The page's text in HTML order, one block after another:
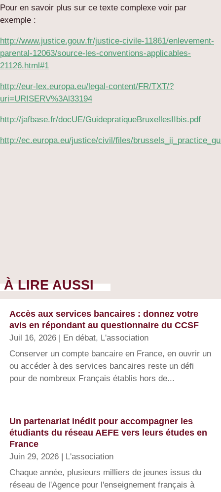
Pour en savoir plus sur ce texte complexe voir par
exemple :
http://www.justice.gouv.fr/justice-civile-11861/enlevement-
parental-12063/source-les-conventions-applicables-
21126.html#1
http://eur-lex.europa.eu/legal-content/FR/TXT/?
uri=URISERV%3Al33194
http://jafbase.fr/docUE/GuidepratiqueBruxellesIIbis.pdf
http://ec.europa.eu/justice/civil/files/
À LIRE AUSSI
Accès aux services bancaires : donnez votre
avis en répondant au questionnaire du CCSF
Juil 16, 2026 En débat, L'association
Conserver un compte bancaire en France, en ouvrir un
ou accéder à des services bancaires reste un défi
pour de nombreux Français établis hors de...
Un partenariat inédit pour accompagner les
étudiants du réseau AEFE vers leurs études en
France
Juin 29, 2026
L'association
Chaque année, plusieurs milliers de jeunes issus du
réseau de l'Agence pour l'enseignement français à